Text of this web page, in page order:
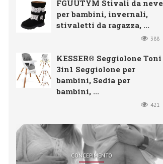
FGUUTYM Stivali da neve
per bambini, invernali,
stivaletti da ragazza, ...
388
KESSER® Seggiolone Toni
3in1 Seggiolone per
bambini, Sedia per
bambini, ...
421
CONCEPIMENTO